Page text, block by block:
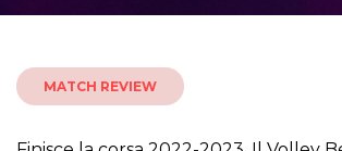
MATCH REVIEW